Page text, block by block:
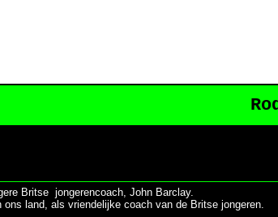
Britse jongerencoach, John Barclay.
land, als vriendelijke coach van de Britse jongeren.